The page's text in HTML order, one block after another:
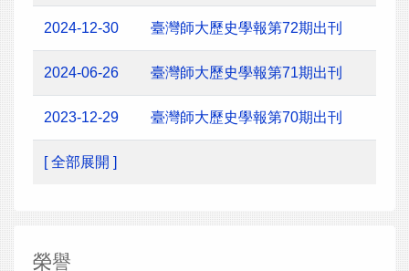
2024-12-30 臺灣師大歷史學報第72期出刊
2024-06-26 臺灣師大歷史學報第71期出刊
2023-12-29 臺灣師大歷史學報第70期出刊
[ 全部展開 ]
榮譽